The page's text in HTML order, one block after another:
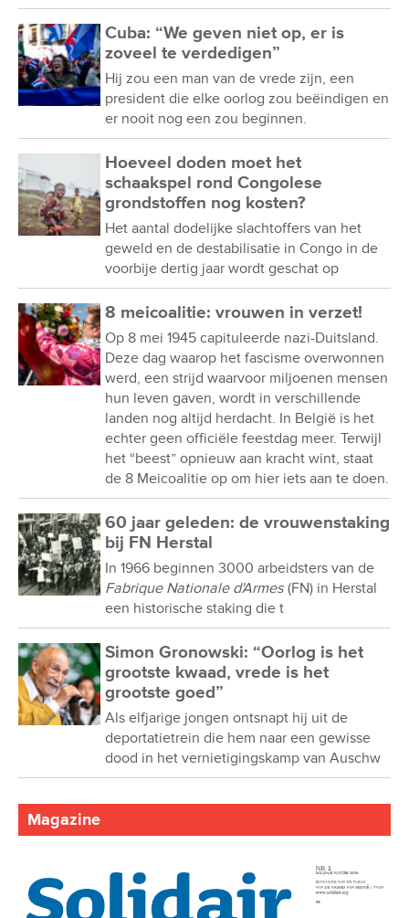
Cuba: “We geven niet op, er is
zoveel te verdedigen”
Hij zou een man van de vrede zijn, een
president die elke oorlog zou beëindigen en
er nooit nog een zou beginnen.
Hoeveel doden moet het
schaakspel rond Congolese
grondstoffen nog kosten?
Het aantal dodelijke slachtoffers van het
geweld en de destabilisatie in Congo in de
voorbije dertig jaar wordt geschat op
8 meicoalitie: vrouwen in verzet!
Op 8 mei 1945 capituleerde nazi-Duitsland.
Deze dag waarop het fascisme overwonnen
werd, een strijd waarvoor miljoenen mensen
hun leven gaven, wordt in verschillende
landen nog altijd herdacht. In België is het
echter geen officiële feestdag meer. Terwijl
het “beest” opnieuw aan kracht wint, staat
de 8 Meicoalitie op om hier iets aan te doen.
60 jaar geleden: de vrouwenstaking
bij FN Herstal
In 1966 beginnen 3000 arbeidsters van de
Fabrique Nationale d'Armes (FN) in Herstal
een historische staking die t
Simon Gronowski: “Oorlog is het
grootste kwaad, vrede is het
grootste goed”
Als elfjarige jongen ontsnapt hij uit de
deportatietrein die hem naar een gewisse
dood in het vernietigingskamp van Auschw
Magazine